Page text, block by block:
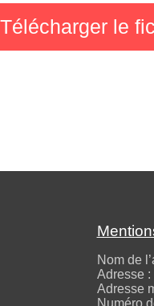
Télécharger le
Nom de
Adresse
Adresse
Numéro